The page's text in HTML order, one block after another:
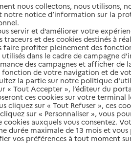
(04)
nous collectons, nous utilisons,
notre notice d’information sur la
servir et d’améliorer votre
traceurs et des cookies destinés à
faire profiter pleinement des
utilisés dans le cadre de campagne
des campagnes et afficher de
fonction de votre navigation et de
la partie sur notre politique
« Tout Accepter », l’éditeur du
ces cookies sur votre terminal
cliquez sur « Tout Refuser », ces
sur « Personnaliser », vous
cookies auxquels vous consentez.
durée maximale de 13 mois et
vos préférences à tout moment